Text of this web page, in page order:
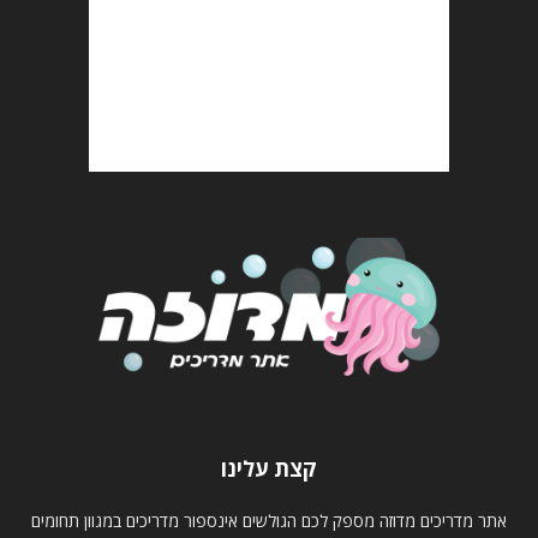
קצת עלינו
אתר מדריכים מדוזה מספק לכם הגולשים אינספור מדריכים במגוון תחומים